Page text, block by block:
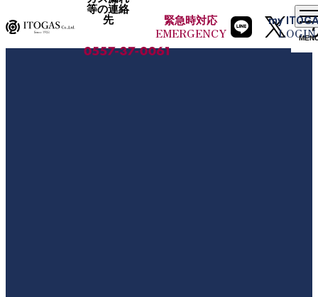
等の連絡
先
緊急時対応
EMERGENCY
my
LOGIN